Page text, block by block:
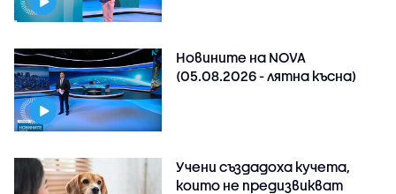
Новините на NOVA
(05.08.2026 - лятна късна)
Учени създадоха кучета,
които не предизвикват